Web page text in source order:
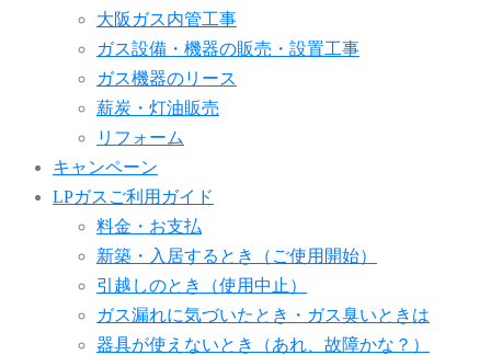
大阪ガス内管工事
ガス設備・機器の販売・設置工事
ガス機器のリース
薪炭・灯油販売
リフォーム
キャンペーン
LPガスご利用ガイド
料金・お支払
新築・入居するとき（ご使用開始）
引越しのとき（使用中止）
ガス漏れに気づいたとき・ガス臭いときは
器具が使えないとき（あれ、故障かな？）